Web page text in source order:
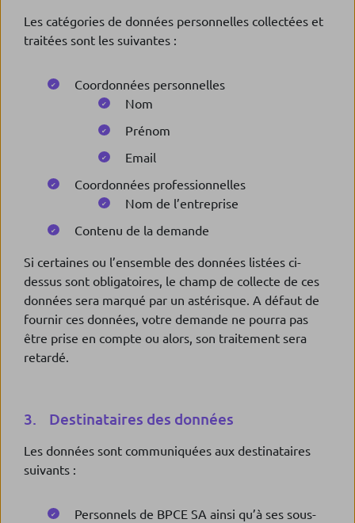
Les catégories de données personnelles collectées et
traitées sont les suivantes :
Coordonnées personnelles
Nom
Prénom
Email
Coordonnées professionnelles
Nom de l’entreprise
Contenu de la demande
Si certaines ou l’ensemble des données listées ci-
dessus sont obligatoires, le champ de collecte de ces
données sera marqué par un astérisque. A défaut de
fournir ces données, votre demande ne pourra pas
être prise en compte ou alors, son traitement sera
retardé.
3. Destinataires des données
Les données sont communiquées aux destinataires
suivants :
Personnels de BPCE SA ainsi qu’à ses sous-